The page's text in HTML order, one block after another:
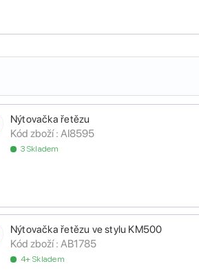
Nýtovačka řetězu
Kód zboží : AI8595
3 Skladem
Nýtovačka řetězu ve stylu KM500
Kód zboží : AB1785
4+ Skladem